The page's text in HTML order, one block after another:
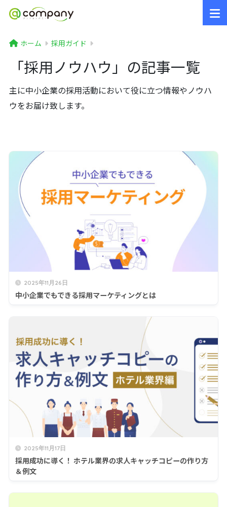
ホーム 採用ガイド
「採用ノウハウ」の記事一覧
主に中小企業の採用活動において役に立つ情報やノウハ
ウをお届け致します。
2025年11月26日
中小企業でもできる採用マーケティングとは
2025年11月17日
採用成功に導く！ ホテル業界の求人キャッチコピーの作り方
＆例文